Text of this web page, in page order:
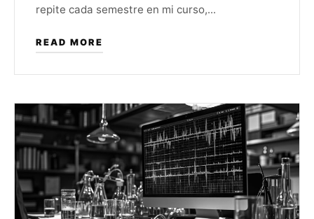
repite cada semestre en mi curso,...
READ MORE